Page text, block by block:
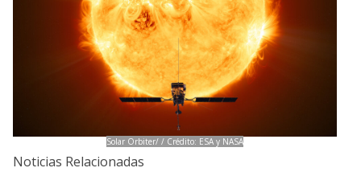
Solar Orbiter/ / Crédito: ESA y NASA
Noticias Relacionadas